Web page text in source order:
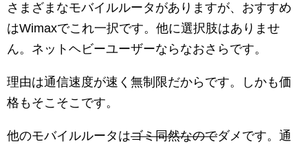
さまざまなモバイルルータがありますが、おすすめ
はWimaxでこれ一択です。他に選択肢はありませ
ん。ネットヘビーユーザーならなおさらです。
理由は通信速度が速く無制限だからです。しかも価
格もそこそこです。
他のモバイルルータはゴミ同然なのでダメです。通